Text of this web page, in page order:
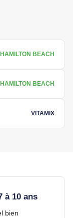
HAMILTON BEACH
HAMILTON BEACH
VITAMIX
à 10 ans
bien